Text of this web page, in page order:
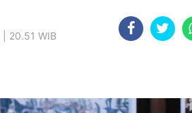
| 20.51 WIB